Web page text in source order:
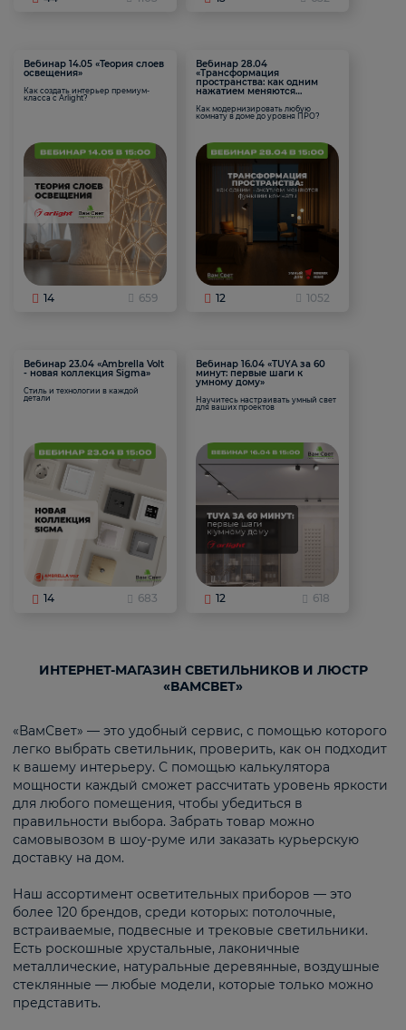
Вебинар 14.05 «Теория слоев
освещения»
Как создать интерьер премиум-
класса с Arlight?
14 659
Вебинар 28.04
«Трансформация
пространства: как одним
нажатием меняются
Как модернизировать любую
комнату в доме до уровня ПРО?
12 1052
Вебинар 23.04 «Ambrella Volt
- новая коллекция Sigma»
Стиль и технологии в каждой
детали
14 683
Вебинар 16.04 «TUYA за 60
минут: первые шаги к
умному дому»
Научитесь настраивать умный свет
для ваших проектов
12 618
ИНТЕРНЕТ-МАГАЗИН СВЕТИЛЬНИКОВ И ЛЮСТР
«ВАМСВЕТ»
«ВамСвет» — это удобный сервис, с помощью которого
легко выбрать светильник, проверить, как он подходит
к вашему интерьеру. С помощью калькулятора
мощности каждый сможет рассчитать уровень яркости
для любого помещения, чтобы убедиться в
правильности выбора. Забрать товар можно
самовывозом в шоу-руме или заказать курьерскую
доставку на дом.
Наш ассортимент осветительных приборов — это
более 120 брендов, среди которых: потолочные,
встраиваемые, подвесные и трековые светильники.
Есть роскошные хрустальные, лаконичные
металлические, натуральные деревянные, воздушные
стеклянные — любые модели, которые только можно
представить.